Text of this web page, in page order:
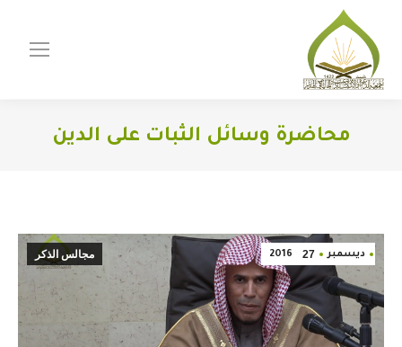
محاضرة وسائل الثبات على الدين
ديسمبر 27
2016 مجالس الذكر